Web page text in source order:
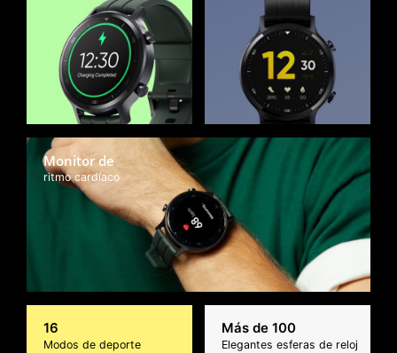
Monitor de
ritmo cardíaco
16
Modos de deporte
Más de 100
Elegantes esferas de reloj